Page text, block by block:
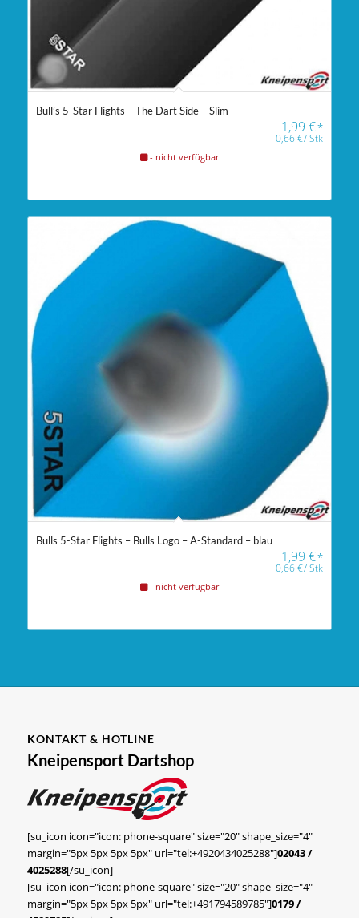
Bull’s 5-Star Flights – The Dart Side – Slim
1,99€*
0,66€/Stk
- nicht verfügbar
Bulls 5-Star Flights – Bulls Logo – A-Standard – blau
1,99€*
0,66€/Stk
- nicht verfügbar
KONTAKT & HOTLINE
Kneipensport Dartshop
[su_icon icon="icon: phone-square" size="20" shape_size="4"
margin="5px 5px 5px 5px" url="tel:+4920434025288"]02043 /
4025288[/su_icon]
[su_icon icon="icon: phone-square" size="20" shape_size="4"
margin="5px 5px 5px 5px" url="tel:+491794589785"]0179 /